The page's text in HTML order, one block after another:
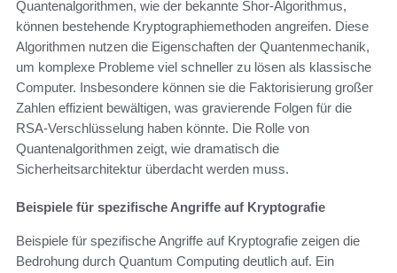
Quantenalgorithmen, wie der bekannte Shor-Algorithmus,
können bestehende Kryptographiemethoden angreifen. Diese
Algorithmen nutzen die Eigenschaften der Quantenmechanik,
um komplexe Probleme viel schneller zu lösen als klassische
Computer. Insbesondere können sie die Faktorisierung großer
Zahlen effizient bewältigen, was gravierende Folgen für die
RSA-Verschlüsselung haben könnte. Die Rolle von
Quantenalgorithmen zeigt, wie dramatisch die
Sicherheitsarchitektur überdacht werden muss.
Beispiele für spezifische Angriffe auf Kryptografie
Beispiele für spezifische Angriffe auf Kryptografie zeigen die
Bedrohung durch Quantum Computing deutlich auf. Ein